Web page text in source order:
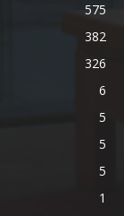
575
382
326
6
5
5
5
1